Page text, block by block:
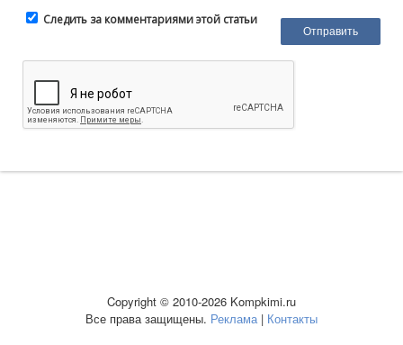
Следить за комментариями этой статьи
Copyright © 2010-2026 Kompkimi.ru
Все права защищены. Реклама| Контакты